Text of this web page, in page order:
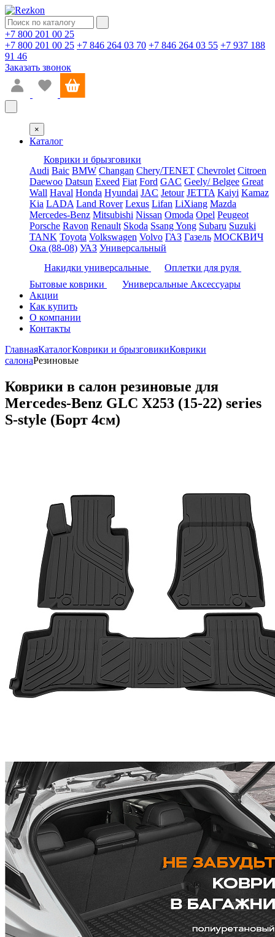
+7 800 201 00 25
+7 800 201 00 25 +7 846 264 03 70 +7 846 264 03 55 +7 937 188
91 46
Заказать звонок
×
Каталог
Коврики и брызговики
Audi Baic BMW Changan Chery/TENET Chevrolet Citroen
Daewoo Datsun Exeed Fiat Ford GAC Geely/ Belgee Great
Wall Haval Honda Hyundai JAC Jetour JETTA Kaiyi Kamaz
Kia LADA Land Rover Lexus Lifan LiXiang Mazda
Mercedes-Benz Mitsubishi Nissan Omoda Opel Peugeot
Porsche Ravon Renault Skoda Ssang Yong Subaru Suzuki
TANK Toyota Volkswagen Volvo ГАЗ Газель МОСКВИЧ
Ока (88-08) УАЗ Универсальный
Накидки универсальные
Оплетки для руля
Бытовые коврики
Универсальные Аксессуары
Акции
Как купить
О компании
Контакты
ГлавнаяКаталогКоврики и брызговикиКоврики
салонаРезиновые
Коврики в салон резиновые для
Mercedes-Benz GLC X253 (15-22) series
S-style (Борт 4см)